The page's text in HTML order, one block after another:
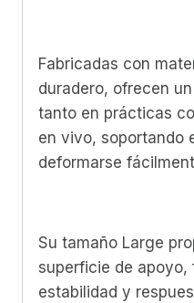
Fabricadas con
duradero, ofrecen
tanto en prácticas
en vivo, soportando
deformarse
Su tamaño Large
superficie de
estabilidad y